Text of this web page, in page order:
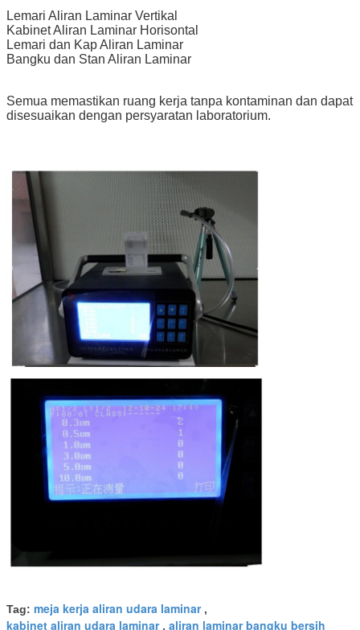
Lemari Aliran Laminar Vertikal
Kabinet Aliran Laminar Horisontal
Lemari dan Kap Aliran Laminar
Bangku dan Stan Aliran Laminar
Semua memastikan ruang kerja tanpa kontaminan dan dapat
disesuaikan dengan persyaratan laboratorium.
Tag: meja kerja aliran udara laminar,
kabinet aliran udara laminar, aliran laminar bangku bersih